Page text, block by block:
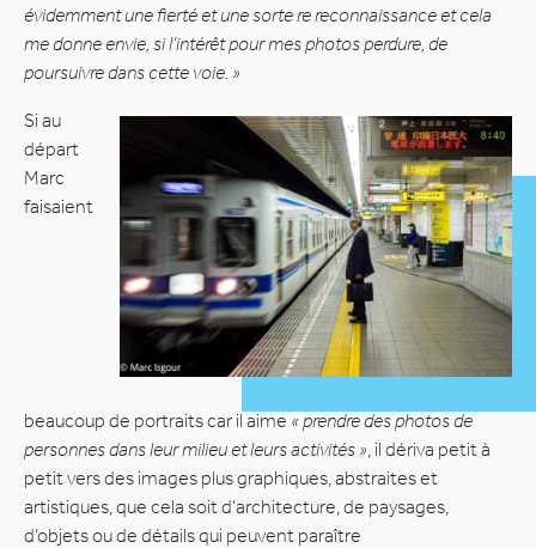
évidemment une fierté et une sorte re reconnaissance et cela
me donne envie, si l’intérêt pour mes photos perdure, de
poursuivre dans cette voie. »
Si au
départ
Marc
faisaient
beaucoup de portraits car il aime « prendre des photos de
personnes dans leur milieu et leurs activités » , il dériva petit à
petit vers des images plus graphiques, abstraites et
artistiques, que cela soit d’architecture, de paysages,
d’objets ou de détails qui peuvent paraître